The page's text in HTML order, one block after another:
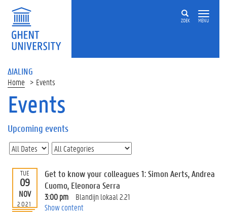
ZOEK MENU
ΔIALING
Home Events
On
page
U
p
c
o
m
i
n
Events
Upcoming events
TUE
09
NOV
2021
Get to know your colleagues 1: Simon Aerts, Andrea
Cuomo, Eleonora Serra
3:00 pm
Blandijn lokaal 2.21
Show content